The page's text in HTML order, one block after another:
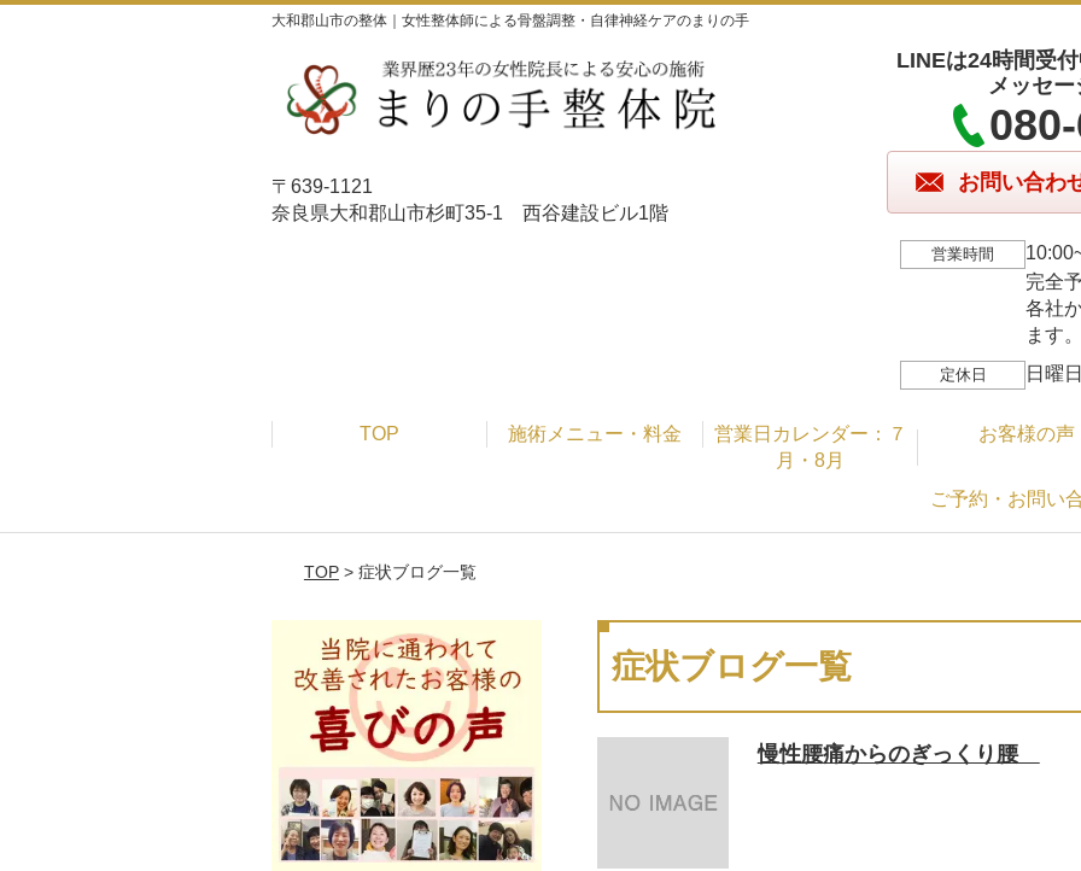
大和郡山市の整体｜女性整体師による骨盤調整・自律神経ケアのまりの手
〒639-1121
奈良県大和郡山市杉町35-1 西谷建設ビル1階
LINEは24時間受
メッセ
お問い合わ
営業時間
完全
各社
ます
定休日 日曜
TOP 施術メニュー・料金
営業日カレンダー：７
月・8月
お客様の声
ご予約・お問い
TOP> 症状ブログ一覧
症状ブログ一覧
慢性腰痛からのぎっくり腰